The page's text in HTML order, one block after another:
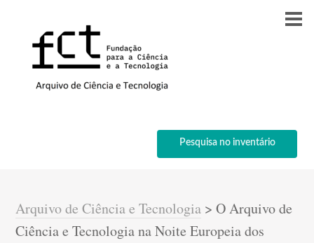
Pesquisa no inventário
Arquivo de Ciência e Tecnologia >O Arquivo de
Ciência e Tecnologia na Noite Europeia dos